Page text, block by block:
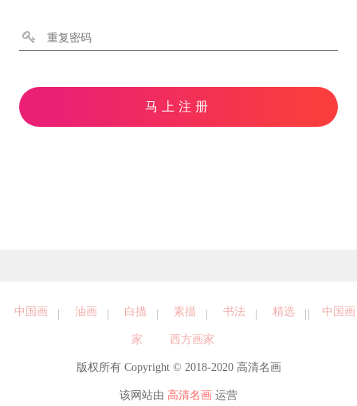
马上注册
中国画 油画 白描 素描 书法 精选 中国画
家 西方画家
版权所有 Copyright © 2018-2020 高清名画
该网站由 高清名画 运营